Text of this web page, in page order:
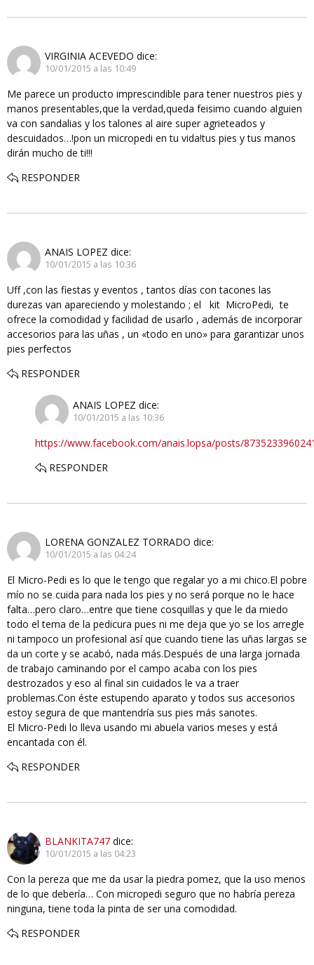
VIRGINIA ACEVEDO dice:
10/01/2015 a las 10:49
Me parece un producto imprescindible para tener nuestros pies y
manos presentables,que la verdad,queda feisimo cuando alguien
va con sandalias y los talones al aire super agrieteados y
descuidados…!pon un micropedi en tu vida!tus pies y tus manos
dirán mucho de ti!!!
RESPONDER
ANAIS LOPEZ dice:
10/01/2015 a las 10:36
Uff ,con las fiestas y eventos , tantos días con tacones las
durezas van apareciendo y molestando ; el kit MicroPedi, te
ofrece la comodidad y facilidad de usarlo , además de incorporar
accesorios para las uñas , un «todo en uno» para garantizar unos
pies perfectos
RESPONDER
ANAIS LOPEZ dice:
10/01/2015 a las 10:36
https://www.facebook.com/anais.lopsa/posts/
RESPONDER
LORENA GONZALEZ TORRADO dice:
10/01/2015 a las 04:24
El Micro-Pedi es lo que le tengo que regalar yo a mi chico.El pobre
mío no se cuida para nada los pies y no será porque no le hace
falta…pero claro…entre que tiene cosquillas y que le da miedo
todo el tema de la pedicura pues ni me deja que yo se los arregle
ni tampoco un profesional así que cuando tiene las uñas largas se
da un corte y se acabó, nada más.Después de una larga jornada
de trabajo caminando por el campo acaba con los pies
destrozados y eso al final sin cuidados le va a traer
problemas.Con éste estupendo aparato y todos sus accesorios
estoy segura de que mantendría sus pies más sanotes.
El Micro-Pedi lo lleva usando mi abuela varios meses y está
encantada con él.
RESPONDER
BLANKITA747 dice:
10/01/2015 a las 04:23
Con la pereza que me da usar la piedra pomez, que la uso menos
de lo que debería… Con micropedi seguro que no habría pereza
ninguna, tiene toda la pinta de ser una comodidad.
RESPONDER